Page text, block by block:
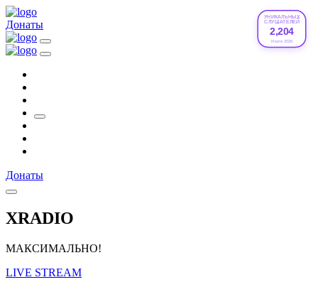
УНИКАЛЬНЫХ
СЛУШАТЕЛЕЙ
2,204
Июле 2026
Донаты
Донаты
XRADIO
МАКСИМАЛЬНО!
LIVE STREAM